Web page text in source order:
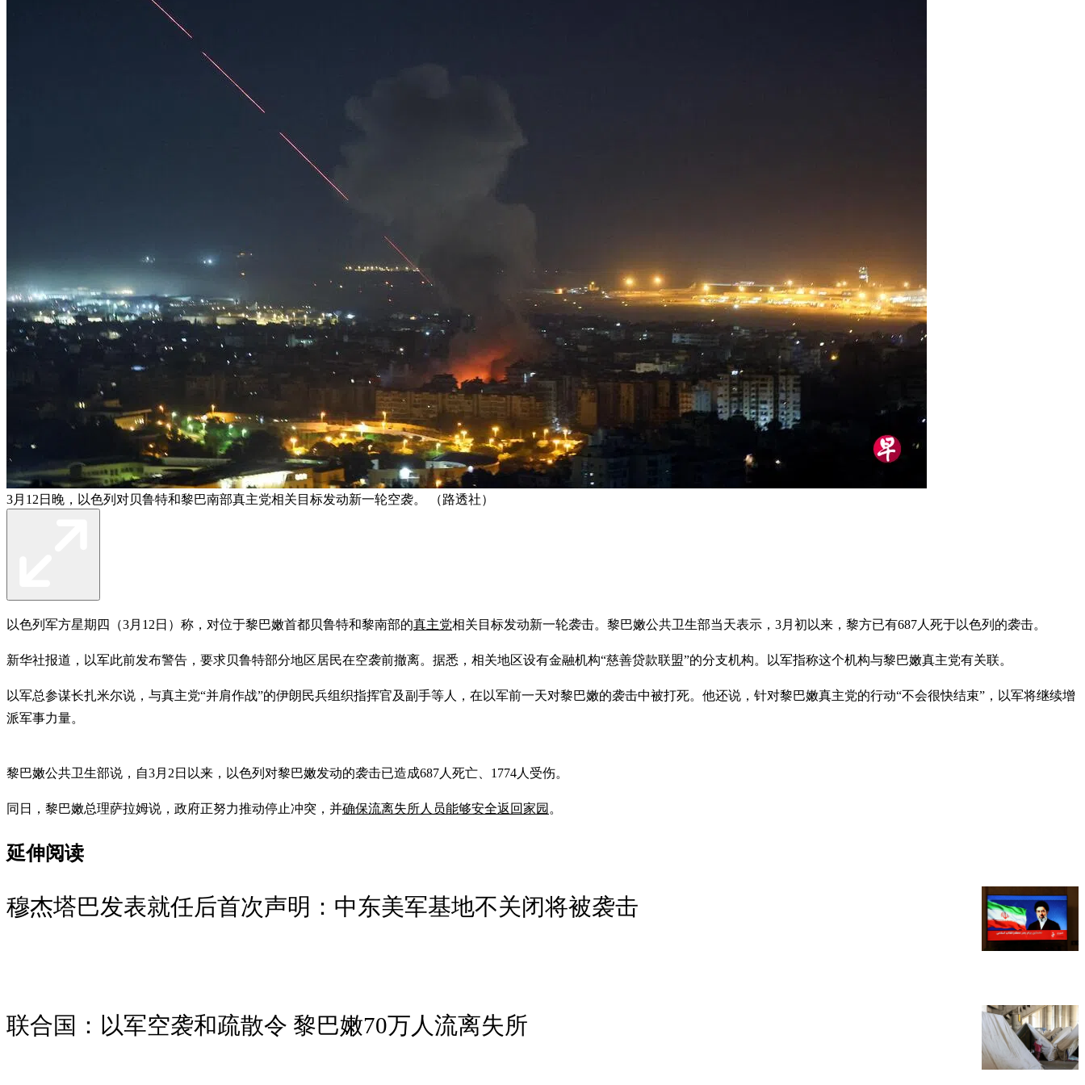
3月12日晚，以色列对贝鲁特和黎巴南部真主党相关目标发动新一轮空袭。 （路透社）
以色列军方星期四（3月12日）称，对位于黎巴嫩首都贝鲁特和黎南部的真主党相关目标发动新一轮袭击。黎巴嫩公共卫生部当天表示，3月初以来，黎方已有687人死于以色列的袭击。
新华社报道，以军此前发布警告，要求贝鲁特部分地区居民在空袭前撤离。据悉，相关地区设有金融机构“慈善贷款联盟”的分支机构。以军指称这个机构与黎巴嫩真主党有关联。
以军总参谋长扎米尔说，与真主党“并肩作战”的伊朗民兵组织指挥官及副手等人，在以军前一天对黎巴嫩的袭击中被打死。他还说，针对黎巴嫩真主党的行动“不会很快结束”，以军将继续增
派军事力量。
黎巴嫩公共卫生部说，自3月2日以来，以色列对黎巴嫩发动的袭击已造成687人死亡、1774人受伤。
同日，黎巴嫩总理萨拉姆说，政府正努力推动停止冲突，并确保流离失所人员能够安全返回家园 。
延伸阅读
穆杰塔巴发表就任后首次声明：中东美军基地不关闭将被袭击
联合国：以军空袭和疏散令 黎巴嫩70万人流离失所